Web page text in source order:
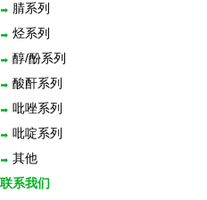
腈系列
烃系列
醇/酚系列
酸酐系列
吡唑系列
吡啶系列
其他
联系我们